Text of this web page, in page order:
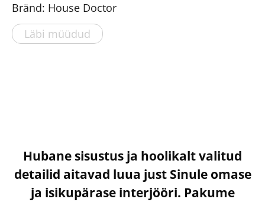
Bränd: House Doctor
Läbi müüdud
Hubane sisustus ja hoolikalt valitud
detailid aitavad luua just Sinule omase
ja isikupärase interjööri. Pakume